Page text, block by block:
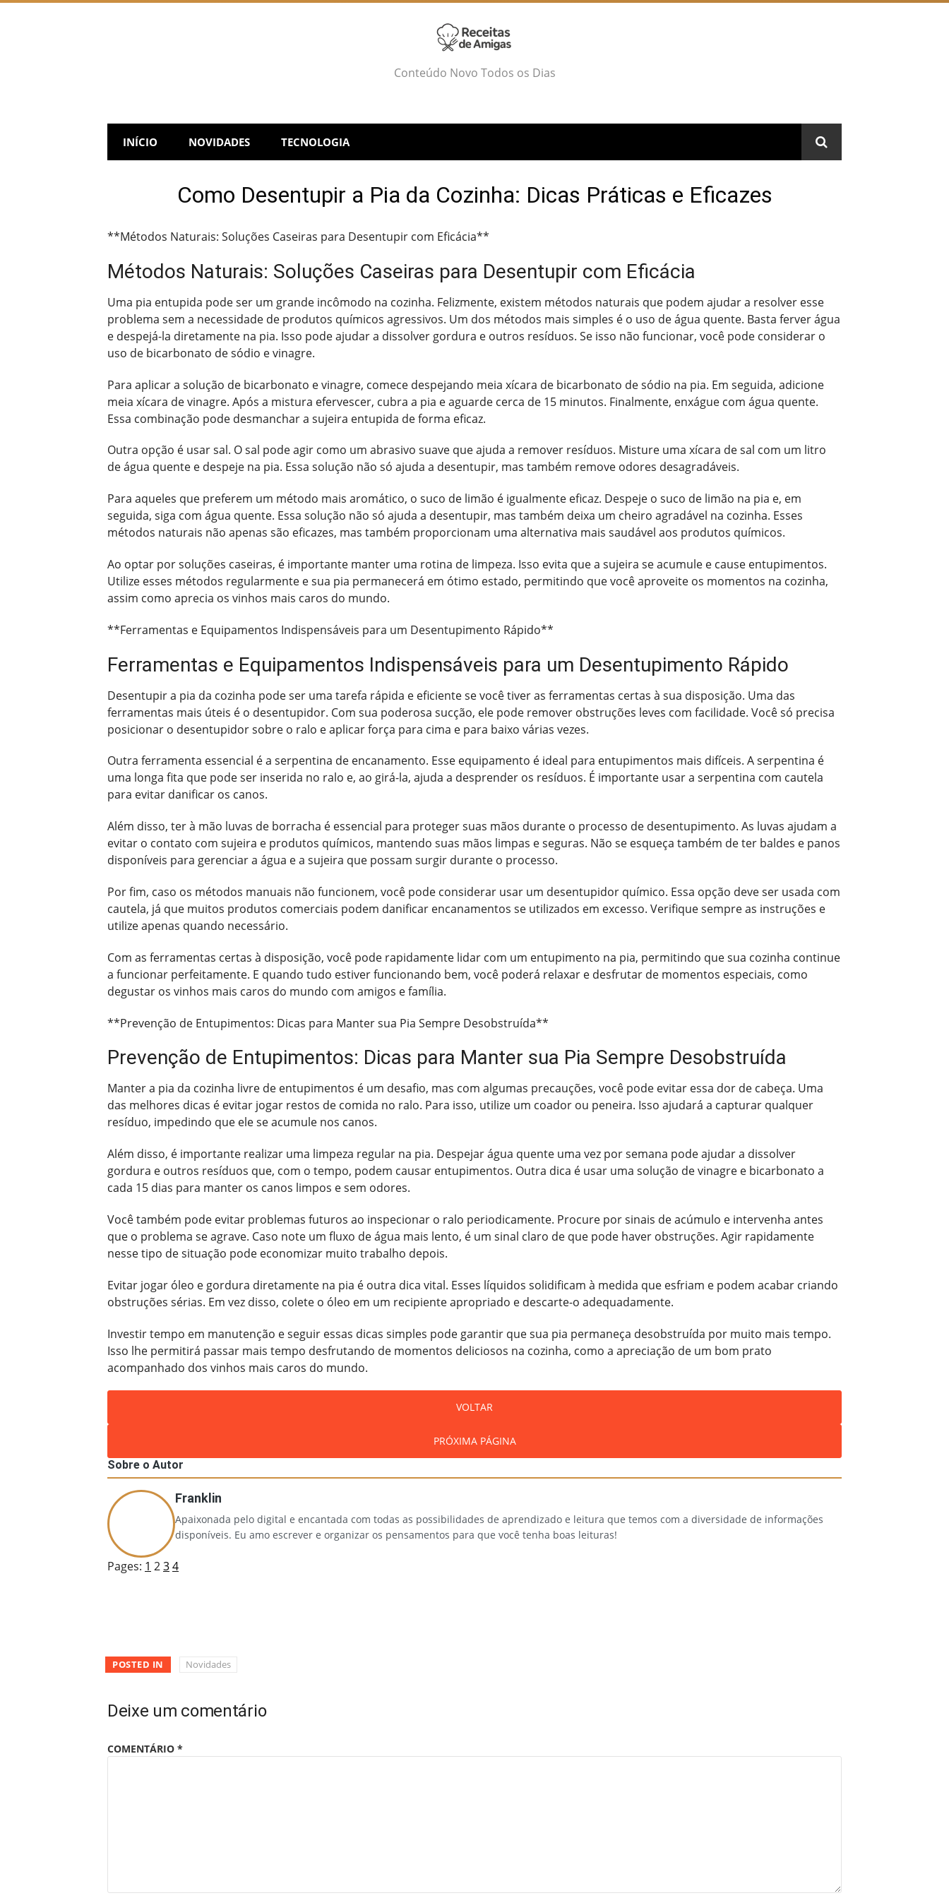
Skip
Conteúdo Novo Todos os Dias
INÍCIO NOVIDADES TECNOLOGIA
Como Desentupir a Pia da Cozinha: Dicas Práticas e Eficazes
**Métodos Naturais: Soluções Caseiras para Desentupir com Eficácia**
Métodos Naturais: Soluções Caseiras para Desentupir com Eficácia
Uma pia entupida pode ser um grande incômodo na cozinha. Felizmente, existem métodos naturais que podem ajudar a resolver esse
problema sem a necessidade de produtos químicos agressivos. Um dos métodos mais simples é o uso de água quente. Basta ferver água
e despejá-la diretamente na pia. Isso pode ajudar a dissolver gordura e outros resíduos. Se isso não funcionar, você pode considerar o
uso de bicarbonato de sódio e vinagre.
Para aplicar a solução de bicarbonato e vinagre, comece despejando meia xícara de bicarbonato de sódio na pia. Em seguida, adicione
meia xícara de vinagre. Após a mistura efervescer, cubra a pia e aguarde cerca de 15 minutos. Finalmente, enxágue com água quente.
Essa combinação pode desmanchar a sujeira entupida de forma eficaz.
Outra opção é usar sal. O sal pode agir como um abrasivo suave que ajuda a remover resíduos. Misture uma xícara de sal com um litro
de água quente e despeje na pia. Essa solução não só ajuda a desentupir, mas também remove odores desagradáveis.
Para aqueles que preferem um método mais aromático, o suco de limão é igualmente eficaz. Despeje o suco de limão na pia e, em
seguida, siga com água quente. Essa solução não só ajuda a desentupir, mas também deixa um cheiro agradável na cozinha. Esses
métodos naturais não apenas são eficazes, mas também proporcionam uma alternativa mais saudável aos produtos químicos.
Ao optar por soluções caseiras, é importante manter uma rotina de limpeza. Isso evita que a sujeira se acumule e cause entupimentos.
Utilize esses métodos regularmente e sua pia permanecerá em ótimo estado, permitindo que você aproveite os momentos na cozinha,
assim como aprecia os vinhos mais caros do mundo.
**Ferramentas e Equipamentos Indispensáveis para um Desentupimento Rápido**
Ferramentas e Equipamentos Indispensáveis para um Desentupimento Rápido
Desentupir a pia da cozinha pode ser uma tarefa rápida e eficiente se você tiver as ferramentas certas à sua disposição. Uma das
ferramentas mais úteis é o desentupidor. Com sua poderosa sucção, ele pode remover obstruções leves com facilidade. Você só precisa
posicionar o desentupidor sobre o ralo e aplicar força para cima e para baixo várias vezes.
Outra ferramenta essencial é a serpentina de encanamento. Esse equipamento é ideal para entupimentos mais difíceis. A serpentina é
uma longa fita que pode ser inserida no ralo e, ao girá-la, ajuda a desprender os resíduos. É importante usar a serpentina com cautela
para evitar danificar os canos.
Além disso, ter à mão luvas de borracha é essencial para proteger suas mãos durante o processo de desentupimento. As luvas ajudam a
evitar o contato com sujeira e produtos químicos, mantendo suas mãos limpas e seguras. Não se esqueça também de ter baldes e panos
disponíveis para gerenciar a água e a sujeira que possam surgir durante o processo.
Por fim, caso os métodos manuais não funcionem, você pode considerar usar um desentupidor químico. Essa opção deve ser usada com
cautela, já que muitos produtos comerciais podem danificar encanamentos se utilizados em excesso. Verifique sempre as instruções e
utilize apenas quando necessário.
Com as ferramentas certas à disposição, você pode rapidamente lidar com um entupimento na pia, permitindo que sua cozinha continue
a funcionar perfeitamente. E quando tudo estiver funcionando bem, você poderá relaxar e desfrutar de momentos especiais, como
degustar os vinhos mais caros do mundo com amigos e família.
**Prevenção de Entupimentos: Dicas para Manter sua Pia Sempre Desobstruída**
Prevenção de Entupimentos: Dicas para Manter sua Pia Sempre Desobstruída
Manter a pia da cozinha livre de entupimentos é um desafio, mas com algumas precauções, você pode evitar essa dor de cabeça. Uma
das melhores dicas é evitar jogar restos de comida no ralo. Para isso, utilize um coador ou peneira. Isso ajudará a capturar qualquer
resíduo, impedindo que ele se acumule nos canos.
Além disso, é importante realizar uma limpeza regular na pia. Despejar água quente uma vez por semana pode ajudar a dissolver
gordura e outros resíduos que, com o tempo, podem causar entupimentos. Outra dica é usar uma solução de vinagre e bicarbonato a
cada 15 dias para manter os canos limpos e sem odores.
Você também pode evitar problemas futuros ao inspecionar o ralo periodicamente. Procure por sinais de acúmulo e intervenha antes
que o problema se agrave. Caso note um fluxo de água mais lento, é um sinal claro de que pode haver obstruções. Agir rapidamente
nesse tipo de situação pode economizar muito trabalho depois.
Evitar jogar óleo e gordura diretamente na pia é outra dica vital. Esses líquidos solidificam à medida que esfriam e podem acabar criando
obstruções sérias. Em vez disso, colete o óleo em um recipiente apropriado e descarte-o adequadamente.
Investir tempo em manutenção e seguir essas dicas simples pode garantir que sua pia permaneça desobstruída por muito mais tempo.
Isso lhe permitirá passar mais tempo desfrutando de momentos deliciosos na cozinha, como a apreciação de um bom prato
acompanhado dos vinhos mais caros do mundo.
VOLTAR
PRÓXIMA PÁGINA
Sobre o Autor
Franklin
Apaixonada pelo digital e encantada com todas as possibilidades de aprendizado e leitura que temos com a diversidade de informações
disponíveis. Eu amo escrever e organizar os pensamentos para que você tenha boas leituras!
Pages: 1 234
POSTED IN Novidades
Deixe um comentário
COMENTÁRIO *